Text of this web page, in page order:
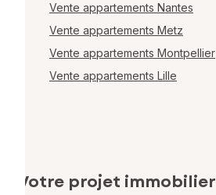
Vente appartements Nantes
Vente appartements Metz
Vente appartements Montpellier
Vente appartements Lille
Votre projet immobilier